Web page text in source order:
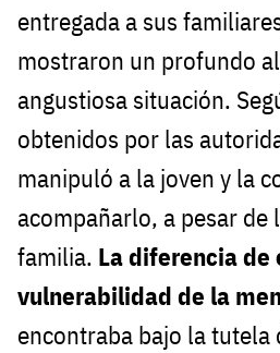
entregada a sus
mostraron un profundo
angustiosa situación.
obtenidos por las
manipuló a la joven y la
acompañarlo, a pesar de
familia. La diferencia de
vulnerabilidad de la
encontraba bajo la tutela